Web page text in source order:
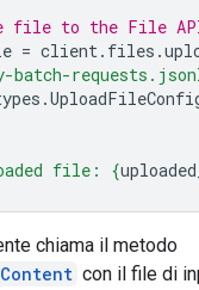
file to the File
= client. files .
batch-
.
file: {
chiama il metodo
con il file di